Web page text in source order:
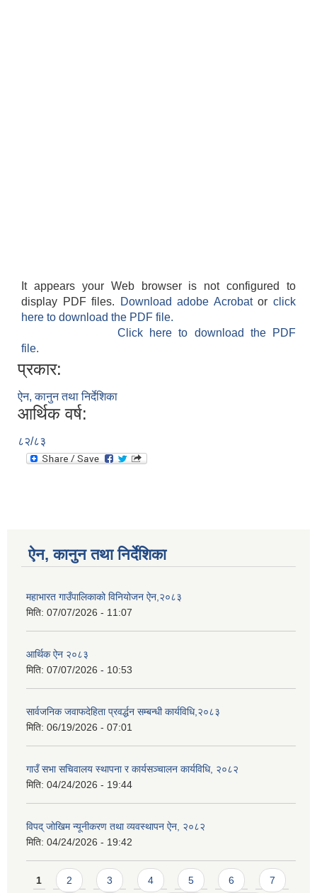
It appears your Web browser is not configured to
display PDF files.
Download adobe Acrobatorclick
here to download the PDF file.
Click here to download the PDF
file.
प्रकार:
ऐन, कानुन तथा निर्देशिका
आर्थिक वर्ष:
८२/८३
ऐन, कानुन तथा निर्देशिका
महाभारत गाउँपालिकाको विनियोजन ऐन,२०८३
मिति: 07/07/2026 - 11:07
आर्थिक ऐन २०८३
मिति: 07/07/2026 - 10:53
सार्वजनिक जवाफदेहिता प्रवर्द्धन सम्बन्धी कार्यविधि,२०८३
मिति: 06/19/2026 - 07:01
गाउँ सभा सचिवालय स्थापना र कार्यसञ्चालन कार्यविधि, २०८२
मिति: 04/24/2026 - 19:44
विपद् जोखिम न्यूनीकरण तथा व्यवस्थापन ऐन, २०८२
मिति: 04/24/2026 - 19:42
Pages
1 2 3 4 5 6 7